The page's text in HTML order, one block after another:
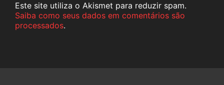
Este site utiliza o Akismet para reduzir spam.
Saiba como seus dados em comentários são
processados.